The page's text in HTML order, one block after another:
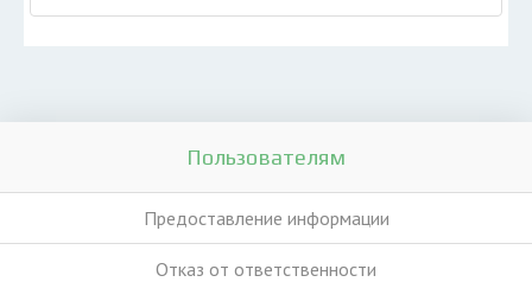
Пользователям
Предоставление информации
Отказ от ответственности